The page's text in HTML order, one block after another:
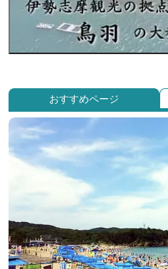
おすすめページ